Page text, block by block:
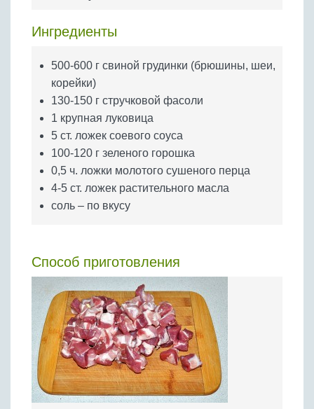
Яйца
Ингредиенты
500-600 г свиной грудинки (брюшины, шеи,
корейки)
130-150 г стручковой фасоли
1 крупная луковица
5 ст. ложек соевого соуса
100-120 г зеленого горошка
0,5 ч. ложки молотого сушеного перца
4-5 ст. ложек растительного масла
соль – по вкусу
Способ приготовления